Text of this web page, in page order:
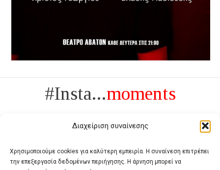
Διαχείριση συναίνεσης
Χρησιμοποιούμε cookies για καλύτερη εμπειρία. Η συναίνεση επιτρέπει
την επεξεργασία δεδομένων περιήγησης. Η άρνηση μπορεί να
#Insta...moments